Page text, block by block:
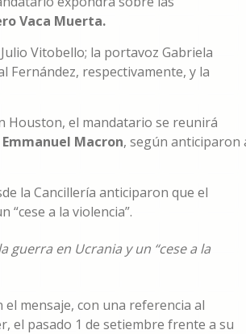
Vaca Muerta.
Vitobello; la portavoz Gabriela
Fernández, respectivamente, y la
Houston, el mandatario se reunirá
Macron, según anticiparon
la Cancillería anticiparon que el
a la violencia”.
en Ucrania y un “cese a la
mensaje, con una referencia al
el pasado 1 de setiembre frente a su